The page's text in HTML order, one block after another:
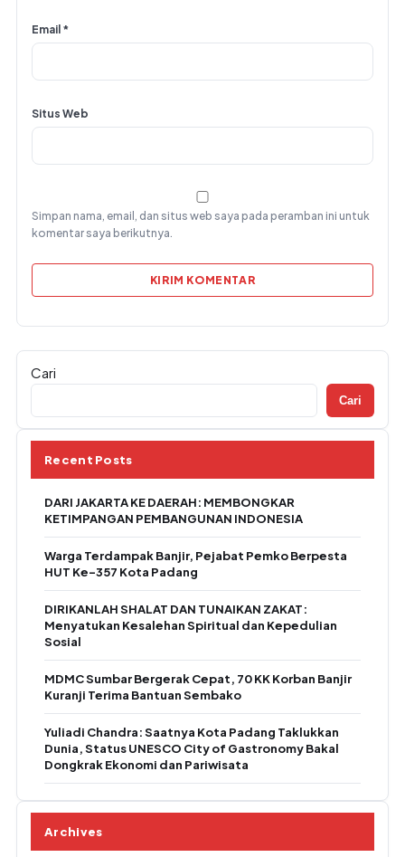
Email *
Situs Web
Simpan nama, email, dan situs web saya pada peramban ini untuk
komentar saya berikutnya.
Cari
Cari
Recent Posts
DARI JAKARTA KE DAERAH: MEMBONGKAR
KETIMPANGAN PEMBANGUNAN INDONESIA
Warga Terdampak Banjir, Pejabat Pemko Berpesta
HUT Ke-357 Kota Padang
DIRIKANLAH SHALAT DAN TUNAIKAN ZAKAT:
Menyatukan Kesalehan Spiritual dan Kepedulian
Sosial
MDMC Sumbar Bergerak Cepat, 70 KK Korban Banjir
Kuranji Terima Bantuan Sembako
Yuliadi Chandra: Saatnya Kota Padang Taklukkan
Dunia, Status UNESCO City of Gastronomy Bakal
Dongkrak Ekonomi dan Pariwisata
Archives